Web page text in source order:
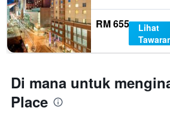
RM 655
Lihat
Di mana untuk
Place